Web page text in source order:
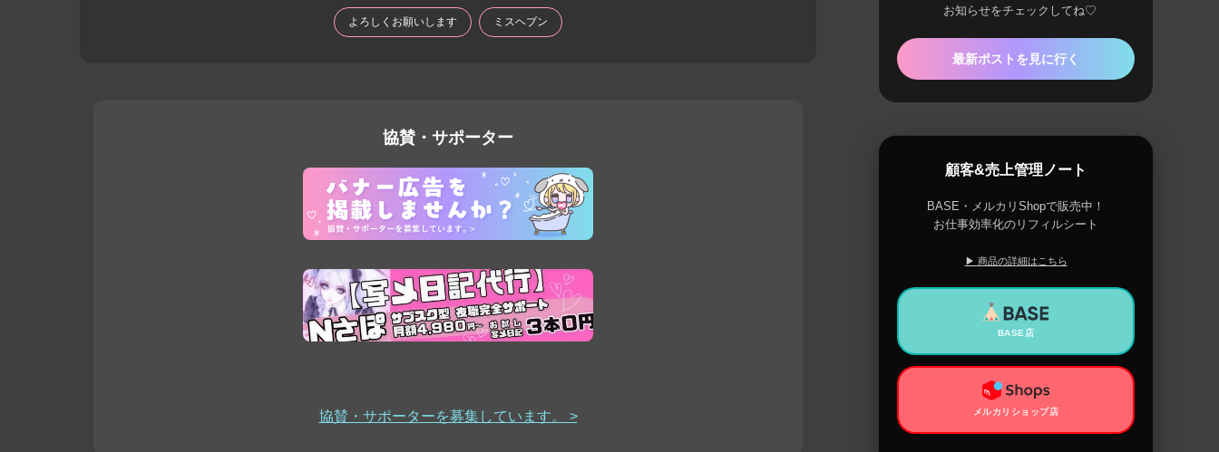
よろしくお願いします ミスヘブン
協賛・サポーター
協賛・サポーターを募集しています。 >
お知らせをチェックしてね♡
最新ポストを見に行く
顧客&売上管理ノート
BASE・メルカリShopで販売中！
お仕事効率化のリフィルシート
▶ 商品の詳細はこちら
BASE店
メルカリショップ店